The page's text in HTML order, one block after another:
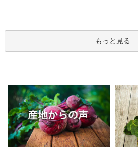
もっと見る